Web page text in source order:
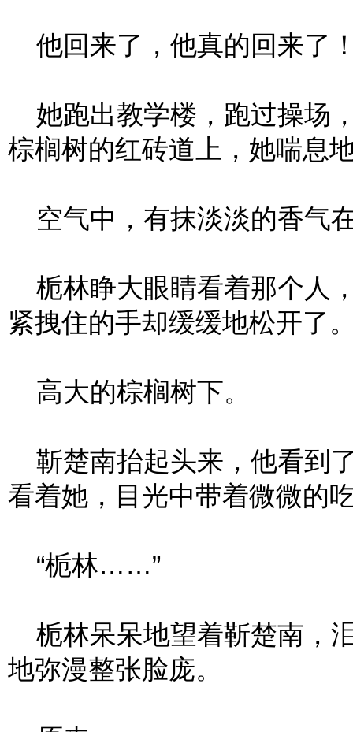
他回来了，他真的回来了
她跑出教学楼，跑过操场
棕榈树的红砖道上，她喘息
空气中，有抹淡淡的香气
栀林睁大眼睛看着那个人
紧拽住的手却缓缓地松开了
高大的棕榈树下。
靳楚南抬起头来，他看到
看着她，目光中带着微微的
“栀林……”
栀林呆呆地望着靳楚南，
地弥漫整张脸庞。